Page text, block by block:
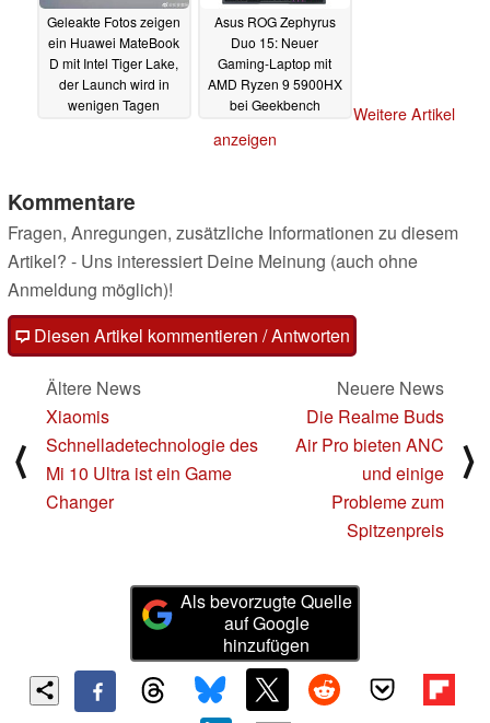
Geleakte Fotos zeigen
ein Huawei MateBook
D mit Intel Tiger Lake,
der Launch wird in
wenigen Tagen
Asus ROG Zephyrus
Duo 15: Neuer
Gaming-Laptop mit
AMD Ryzen 9 5900HX
bei Geekbench
Weitere Artikel
anzeigen
Kommentare
Fragen, Anregungen, zusätzliche Informationen zu diesem
Artikel? - Uns interessiert Deine Meinung (auch ohne
Anmeldung möglich)!
Diesen Artikel kommentieren / Antworten
⟨
Ältere News
Xiaomis
Schnelladetechnologie des
Mi 10 Ultra ist ein Game
Changer
Neuere News
Die Realme Buds
Air Pro bieten ANC
und einige
Probleme zum
Spitzenpreis
⟩
Als bevorzugte Quelle
auf Google
hinzufügen